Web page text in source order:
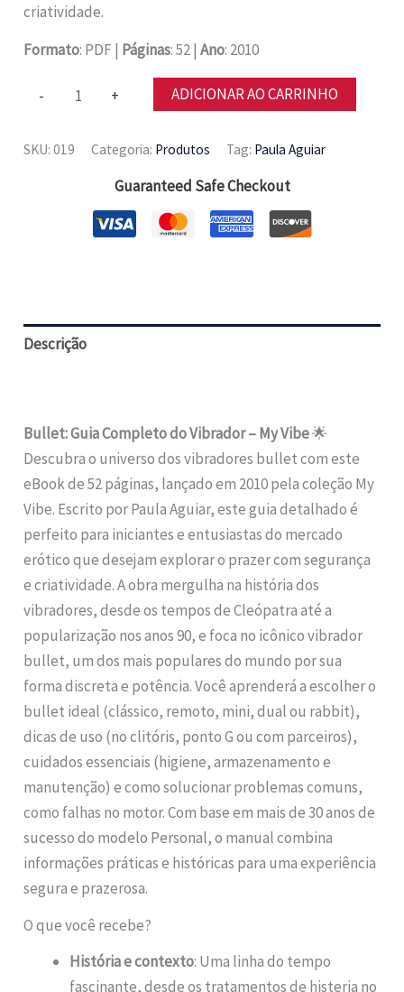
criatividade.
Formato: PDF | Páginas: 52 |Ano: 2010
-
Vibe
+ ADICIONAR AO CARRINHO
SKU:019 Categoria: Produtos Tag: Paula Aguiar
Guaranteed Safe Checkout
Descrição
Bullet: Guia Completo do Vibrador – My Vibe🌟
Descubra o universo dos vibradores bullet com este
eBook de 52 páginas, lançado em 2010 pela coleção My
Vibe. Escrito por Paula Aguiar, este guia detalhado é
perfeito para iniciantes e entusiastas do mercado
erótico que desejam explorar o prazer com segurança
e criatividade. A obra mergulha na história dos
vibradores, desde os tempos de Cleópatra até a
popularização nos anos 90, e foca no icônico vibrador
bullet, um dos mais populares do mundo por sua
forma discreta e potência. Você aprenderá a escolher o
bullet ideal (clássico, remoto, mini, dual ou rabbit),
dicas de uso (no clitóris, ponto G ou com parceiros),
cuidados essenciais (higiene, armazenamento e
manutenção) e como solucionar problemas comuns,
como falhas no motor. Com base em mais de 30 anos de
sucesso do modelo Personal, o manual combina
informações práticas e históricas para uma experiência
segura e prazerosa.
O que você recebe?
História e contexto: Uma linha do tempo
fascinante, desde os tratamentos de histeria no